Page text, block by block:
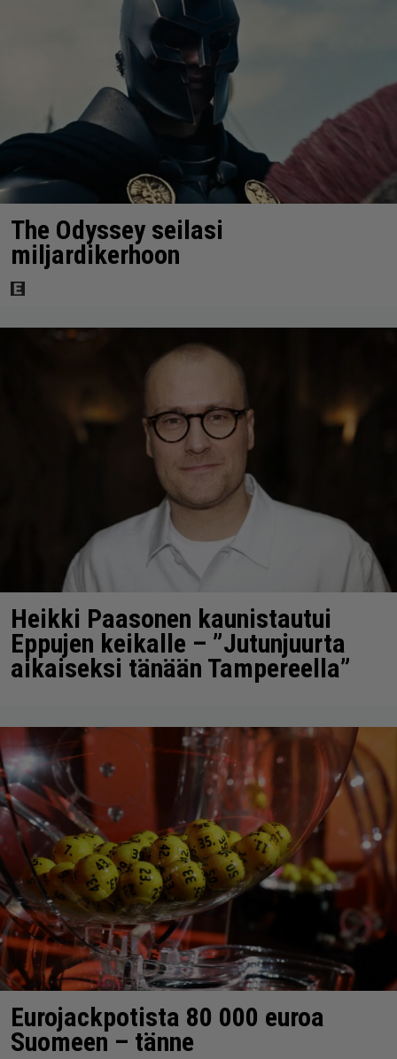
The Odyssey seilasi
miljardikerhoon
Heikki Paasonen kaunistautui
Eppujen keikalle – ”Jutunjuurta
aikaiseksi tänään Tampereella”
Eurojackpotista 80 000 euroa
Suomeen – tänne